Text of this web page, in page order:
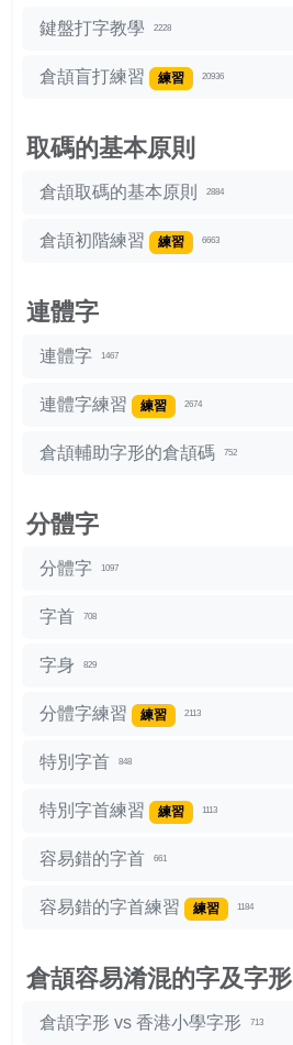
鍵盤打字教學 2228
倉頡盲打練習 練習 20936
取碼的基本原則
倉頡取碼的基本原則 2884
倉頡初階練習 練習 6663
連體字
連體字 1467
連體字練習 練習 2674
倉頡輔助字形的倉頡碼 752
分體字
分體字 1097
字首 708
字身 829
分體字練習 練習 2113
特別字首 848
特別字首練習 練習 1113
容易錯的字首 661
容易錯的字首練習 練習 1184
倉頡容易淆混的字及字形
倉頡字形 vs 香港小學字形 713